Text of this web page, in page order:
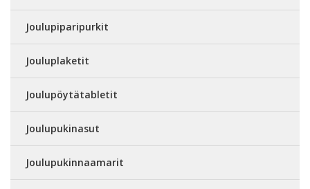
Joulupiparipurkit
Jouluplaketit
Joulupöytätabletit
Joulupukinasut
Joulupukinnaamarit